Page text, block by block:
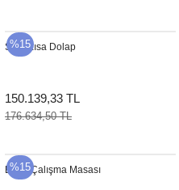
%15
Solo Kısa Dolap
150.139,33 TL
176.634,50 TL
%15
Bend Çalışma Masası